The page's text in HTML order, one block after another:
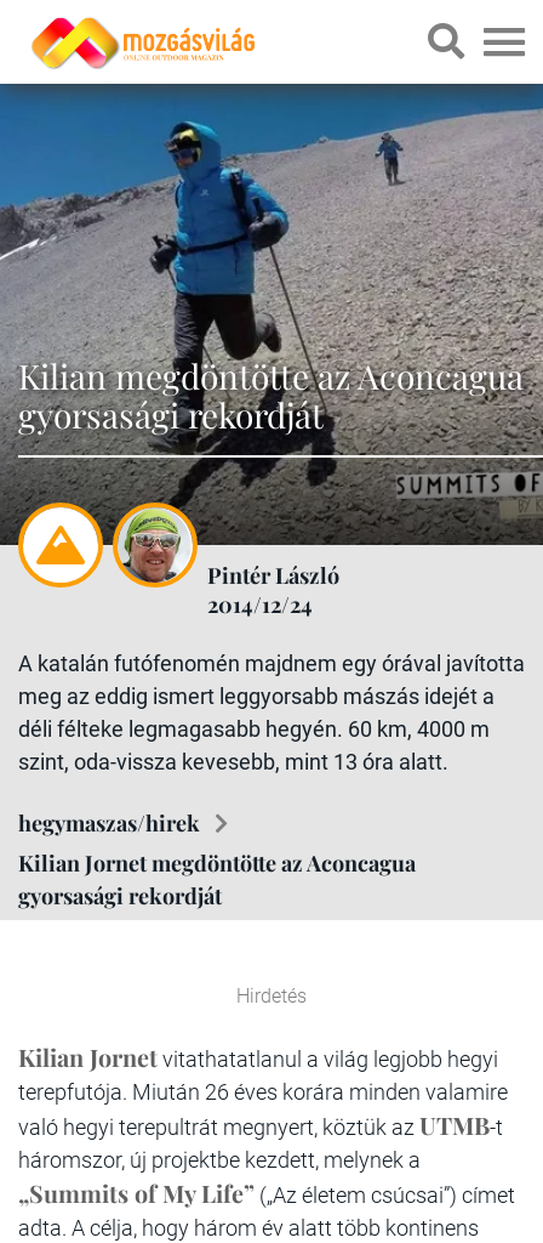
Kilian megdöntötte az Aconcagua
gyorsasági rekordját
Pintér László
2014/12/24
A katalán futófenomén majdnem egy órával javította
meg az eddig ismert leggyorsabb mászás idejét a
déli félteke legmagasabb hegyén. 60 km, 4000 m
szint, oda-vissza kevesebb, mint 13 óra alatt.
hegymaszas/hirek
Kilian Jornet megdöntötte az Aconcagua
gyorsasági rekordját
Hirdetés
Kilian Jornetvitathatatlanul a világ legjobb hegyi
terepfutója. Miután 26 éves korára minden valamire
való hegyi terepultrát megnyert, köztük azUTMB-t
háromszor, új projektbe kezdett, melynek a
„Summits of My Life” („Az életem csúcsai”) címet
adta. A célja, hogy három év alatt több kontinens